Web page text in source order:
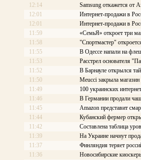
12:14
Samsung откажется от
12:01
Интернет-продажи в
12:01
Интернет-продажи в
11:59
«СемьЯ» откроет три
11:58
"Спортмастер"
11:55
В Одессе напали на
11:53
Расстрел основателя
11:52
В Барнауле открылся
11:50
Meucci закрыла
11:49
100 украинских
11:46
В Германии продали
11:45
Amazon представит
11:44
Кубанский фермер
11:42
Составлена таблица
11:39
На Украине начнут
11:37
Финляндия теряет
11:36
Новосибирские